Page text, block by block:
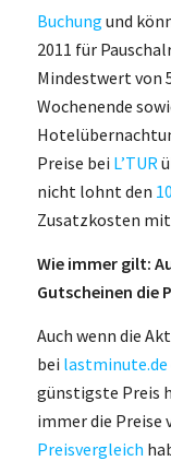
Buchung und
2011 für
Mindestwert von
Wochenende
Preise bei L’TUR
nicht lohnt den
Zusatzkosten
Wie immer gilt:
Gutscheinen die
Auch wenn die
bei lastminute.de
günstigste Preis
immer die Preise
Preisvergleich